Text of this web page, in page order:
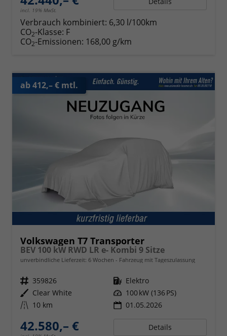
incl. 19% MwSt.
Verbrauch kombiniert: 6,30 l/100km
CO2-Klasse: F
CO2-Emissionen: 168,00 g/km
ab 412,– € mtl.
Volkswagen T7 Transporter
BEV 100 kW RWD LR e- Kombi 9 Sitze
unverbindliche Lieferzeit: 6 Wochen Fahrzeug mit Tageszulassung
Fahrzeugnr. 359826 Kraftstoff Elektro
Außenfarbe Clear White Leistung 100 kW (136 PS)
Kilometerstand 10 km 01.05.2026
42.580,– € Details